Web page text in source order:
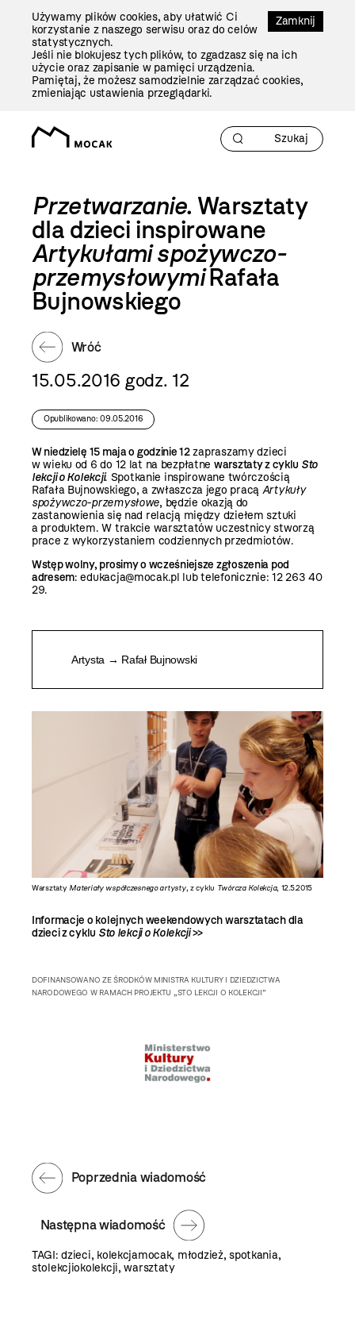
Zamknij
Używamy plików cookies, aby ułatwić Ci
korzystanie z naszego serwisu oraz do celów
statystycznych.
Jeśli nie blokujesz tych plików, to zgadzasz się na ich
użycie oraz zapisanie w pamięci urządzenia.
Pamiętaj, że możesz samodzielnie zarządzać cookies,
zmieniając ustawienia przeglądarki.
Przetwarzanie. Warsztaty
dla dzieci inspirowane
Artykułami spożywczo-
przemysłowymiRafała
Bujnowskiego
Wróć
15.05.2016 godz. 12
Opublikowano: 09.05.2016
W niedzielę 15 maja o godzinie 12zapraszamy dzieci
w wieku od 6 do 12 lat na bezpłatne warsztaty z cyklu Sto
lekcji o Kolekcji. Spotkanie inspirowane twórczością
Rafała Bujnowskiego, a zwłaszcza jego pracą Artykuły
spożywczo-przemysłowe, będzie okazją do
zastanowienia się nad relacją między dziełem sztuki
a produktem. W trakcie warsztatów uczestnicy stworzą
prace z wykorzystaniem codziennych przedmiotów.
Wstęp wolny, prosimy o wcześniejsze zgłoszenia pod
adresem: edukacja@mocak.pl lub telefonicznie: 12 263 40
29.
Artysta → Rafał Bujnowski
Warsztaty Materiały współczesnego artysty, z cyklu Twórcza Kolekcja, 12.5.2015
Informacje o kolejnych weekendowych warsztatach dla
dzieci z cyklu Sto lekcji o Kolekcji>>
DOFINANSOWANO ZE ŚRODKÓW MINISTRA KULTURY I DZIEDZICTWA
NARODOWEGO W RAMACH PROJEKTU „STO LEKCJI O KOLEKCJI”
Następna wiadomość
Poprzednia wiadomość
TAGI:dzieci, kolekcjamocak, młodzież,spotkania,
stolekcjiokolekcji,warsztaty